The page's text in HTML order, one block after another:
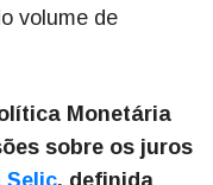
volume de
Monetária
sobre os juros